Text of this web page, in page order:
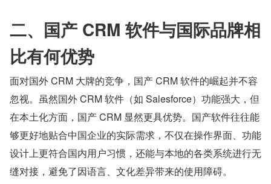
二、国产 CRM 软件与国际品牌相
比有何优势
面对国外 CRM 大牌的竞争，国产 CRM 软件的崛起并不容
忽视。虽然国外 CRM 软件（如 Salesforce）功能强大，但
在本土化方面，国产 CRM 显然更具优势。国产软件往往能
够更好地贴合中国企业的实际需求，不仅在操作界面、功能
设计上更符合国内用户习惯，还能与本地的各类系统进行无
缝对接，避免了因语言、文化差异带来的使用障碍。